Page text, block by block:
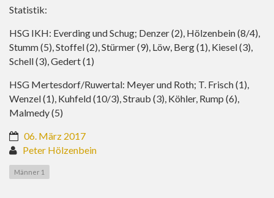
Statistik:
HSG IKH: Everding und Schug; Denzer (2), Hölzenbein (8/4),
Stumm (5), Stoffel (2), Stürmer (9), Löw, Berg (1), Kiesel (3),
Schell (3), Gedert (1)
HSG Mertesdorf/Ruwertal: Meyer und Roth; T. Frisch (1),
Wenzel (1), Kuhfeld (10/3), Straub (3), Köhler, Rump (6),
Malmedy (5)
06. März 2017
Peter Hölzenbein
Männer 1